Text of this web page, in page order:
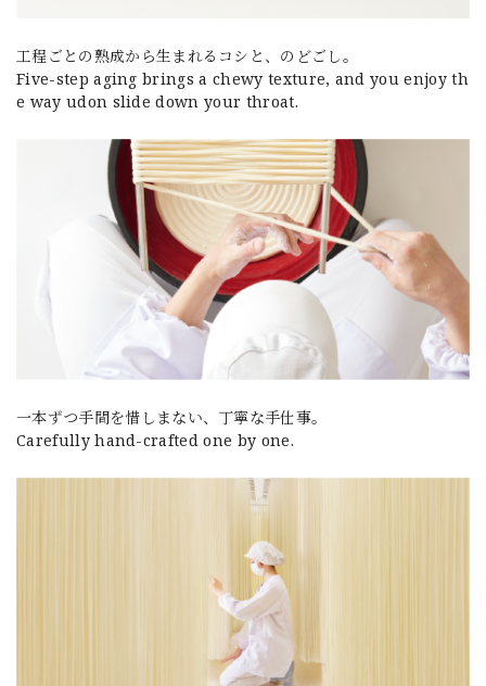
工程ごとの熟成から生まれるコシと、のどごし。
Five-step aging brings a chewy texture, and you enjoy th
e way udon slide down your throat.
一本ずつ手間を惜しまない、丁寧な手仕事。
Carefully hand-crafted one by one.